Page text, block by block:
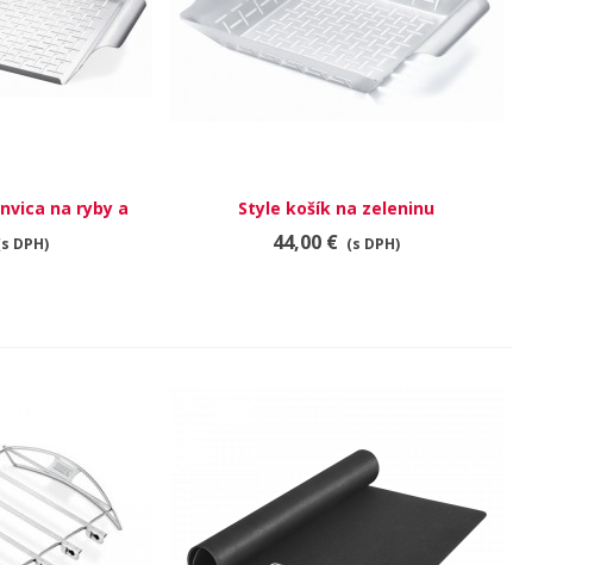
na ryby a
DPH)
RÝCHLY NÁHĽAD
Style košík na zeleninu
44,00 € (s DPH)